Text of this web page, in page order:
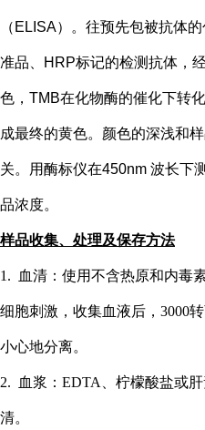
（ ELISA）。往预先包被抗体
准品、HRP标记的检测抗体，
色，TMB在化物酶的催化下转
成最终的黄色。颜色的深浅和
关。用酶标仪在450nm 波长下
品浓度。
样品收集、处理及保存方法
1. 血清：使用不含热原和内毒
细胞刺激，收集血液后，3000
小心地分离。
2. 血浆：EDTA、柠檬酸盐或
清。